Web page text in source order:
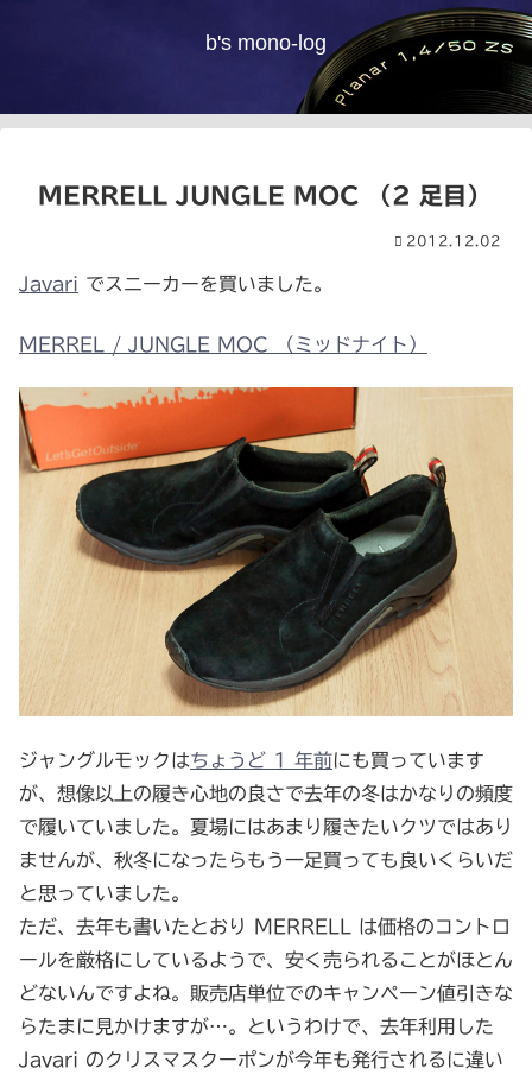
b's mono-log
MERRELL JUNGLE MOC （2 足目）
2012.12.02
Javari でスニーカーを買いました。
MERREL / JUNGLE MOC （ミッドナイト）
ジャングルモックはちょうど 1 年前にも買っています
が、想像以上の履き心地の良さで去年の冬はかなりの頻度
で履いていました。夏場にはあまり履きたいクツではあり
ませんが、秋冬になったらもう一足買っても良いくらいだ
と思っていました。
ただ、去年も書いたとおり MERRELL は価格のコントロ
ールを厳格にしているようで、安く売られることがほとん
どないんですよね。販売店単位でのキャンペーン値引きな
らたまに見かけますが…。というわけで、去年利用した
Javari のクリスマスクーポンが今年も発行されるに違い